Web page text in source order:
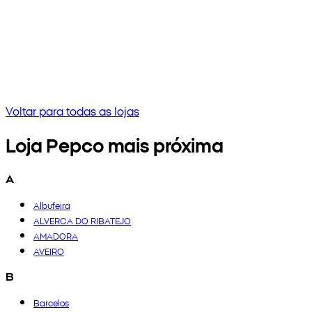
Voltar para todas as lojas
Loja Pepco mais próxima
A
Albufeira
ALVERCA DO RIBATEJO
AMADORA
AVEIRO
B
Barcelos